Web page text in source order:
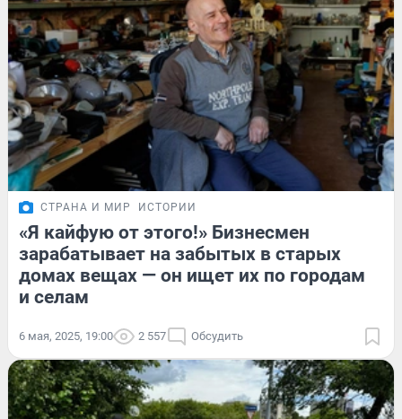
СТРАНА И МИР ИСТОРИИ
«Я кайфую от этого!» Бизнесмен
зарабатывает на забытых в старых
домах вещах — он ищет их по городам
и селам
6 мая, 2025, 19:00 2 557 Обсудить